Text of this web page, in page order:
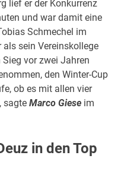
lief er der Konkurrenz
und war damit eine
Schmechel im
sein Vereinskollege
Sieg vor zwei Jahren
den Winter-Cup
ob es mit allen vier
sagteMarco Giese im
in den Top